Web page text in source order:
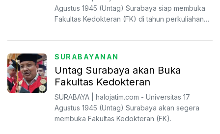
Agustus 1945 (Untag) Surabaya siap membuka
Fakultas Kedokteran (FK) di tahun perkuliahan
SURABAYANAN
Untag Surabaya akan Buka
Fakultas Kedokteran
SURABAYA | halojatim.com - Universitas 17
Agustus 1945 (Untag) Surabaya akan segera
membuka Fakultas Kedokteran (FK).